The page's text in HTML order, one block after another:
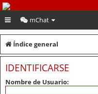
PeruVoley.com
mChat
Índice general
IDENTIFICARSE
Nombre de Usuario: